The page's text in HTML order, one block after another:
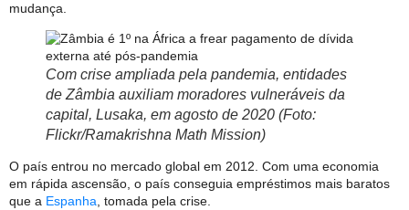
mudança.
Com crise ampliada pela pandemia, entidades
de Zâmbia auxiliam moradores vulneráveis da
capital, Lusaka, em agosto de 2020 (Foto:
Flickr/Ramakrishna Math Mission)
O país entrou no mercado global em 2012. Com uma economia
em rápida ascensão, o país conseguia empréstimos mais baratos
que a Espanha, tomada pela crise.